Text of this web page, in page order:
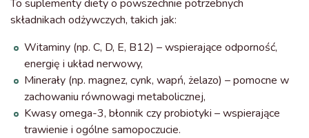
To suplementy diety o powszechnie potrzebnych
składnikach odżywczych, takich jak:
Witaminy (np. C, D, E, B12) – wspierające odporność,
energię i układ nerwowy,
Minerały (np. magnez, cynk, wapń, żelazo) – pomocne w
zachowaniu równowagi metabolicznej,
Kwasy omega-3, błonnik czy probiotyki – wspierające
trawienie i ogólne samopoczucie.